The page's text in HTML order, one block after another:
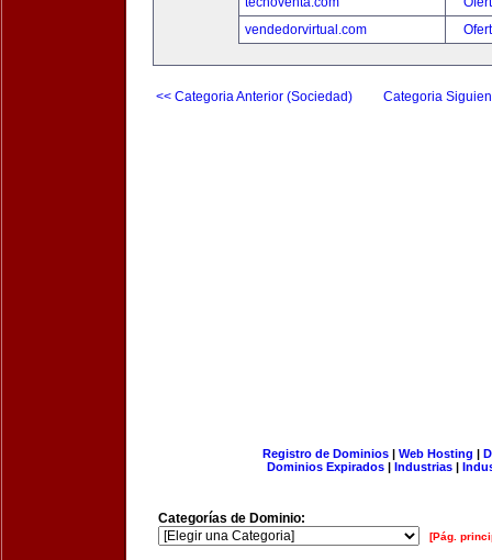
vendedorvirtual.com
<< Categoria Anterior (Sociedad) Categoria
Registro de Dominios| Web Hosting |
Dominios Expirados | Industrias |
Categorías de Dominio:
[Pág.